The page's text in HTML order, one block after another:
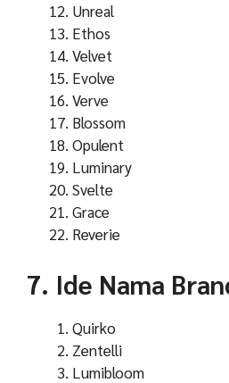
Unreal
Ethos
Velvet
Evolve
Verve
Blossom
Opulent
Luminary
Svelte
Grace
Reverie
7. Ide Nama
Quirko
Zentelli
Lumibloom